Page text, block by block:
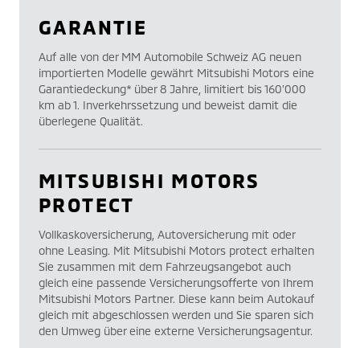
GARANTIE
Auf alle von der MM Automobile Schweiz AG neuen
importierten Modelle gewährt Mitsubishi Motors eine
Garantiedeckung* über 8 Jahre, limitiert bis 160’000
km ab 1. Inverkehrssetzung und beweist damit die
überlegene Qualität.
MITSUBISHI MOTORS
PROTECT
Vollkaskoversicherung, Autoversicherung mit oder
ohne Leasing. Mit Mitsubishi Motors protect erhalten
Sie zusammen mit dem Fahrzeugsangebot auch
gleich eine passende Versicherungsofferte von Ihrem
Mitsubishi Motors Partner. Diese kann beim Autokauf
gleich mit abgeschlossen werden und Sie sparen sich
den Umweg über eine externe Versicherungsagentur.